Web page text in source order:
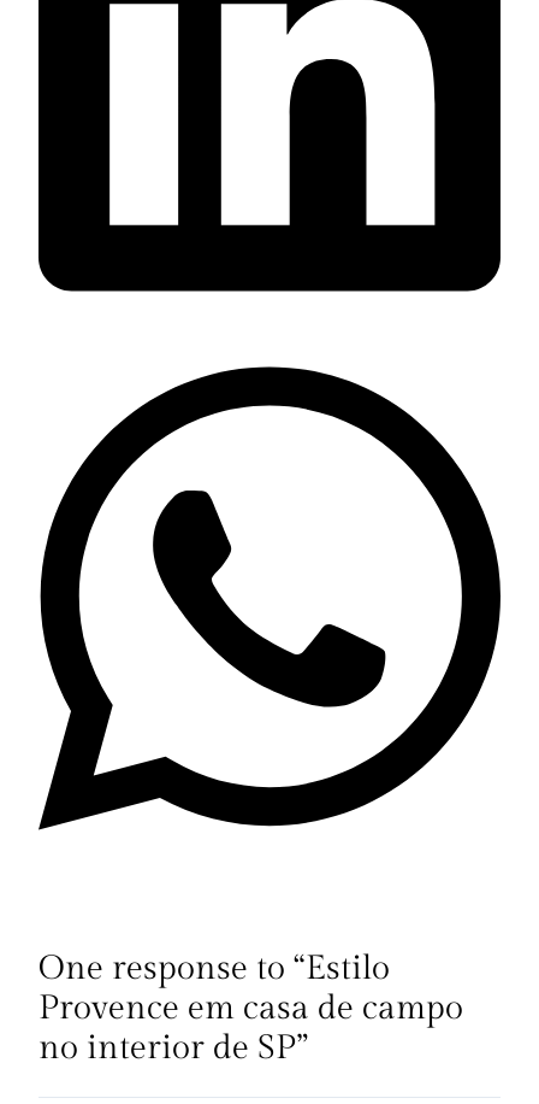
One response to “Estilo
Provence em casa de campo
no interior de SP”